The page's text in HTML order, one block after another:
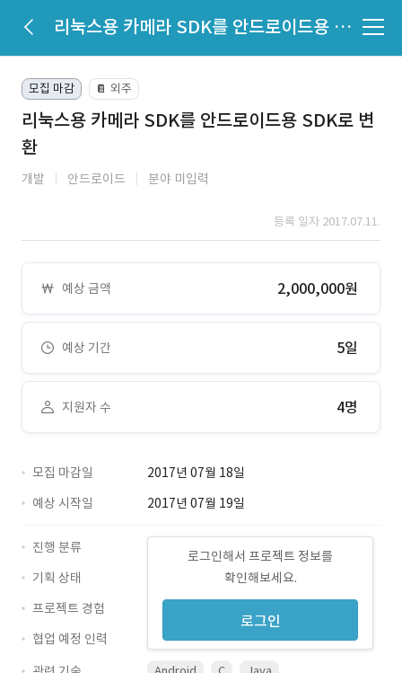
리눅스용 카메라 SDK를 안드로이드용 SDK로 변환
모집 마감 📔 외주
리눅스용 카메라 SDK를 안드로이드용 SDK로 변
환
개발 안드로이드 분야 미입력
등록 일자 2017.07.11.
예상 금액 2,000,000원
예상 기간 5일
지원자 수 4명
모집 마감일
2017년 07월 18일
예상 시작일
2017년 07월 19일
로그인해서 프로젝트 정보를
확인해보세요.
로그인
진행 분류
기획 상태
프로젝트 경험
협업 예정 인력